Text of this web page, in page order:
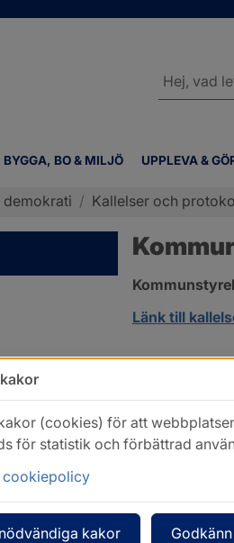
BYGGA, BO & MILJÖ UPPLEVA &
/ Kallelser och
Länk till
(cookies) för att
för statistik och förbättrad
cookiepolicy
kakor